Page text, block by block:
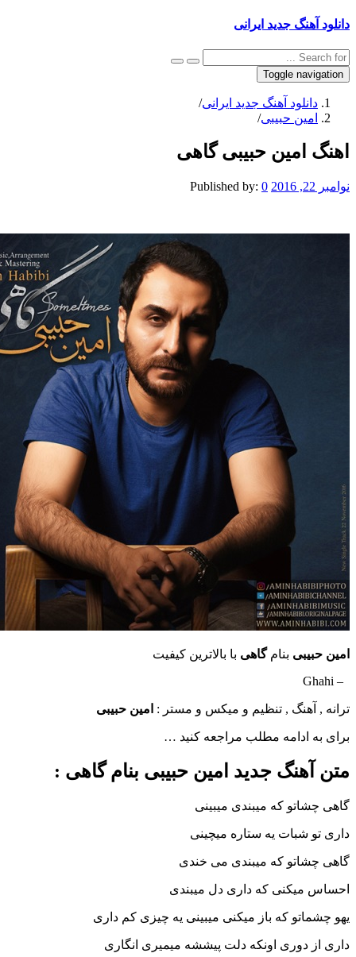
جدید ایرانی
Toggle
آهنگ جدید ایرانی/
حبیبی/
حبیبی گاهی
Published by:0
بنامگاهیبا بالاترین کیفیت
, تنظیم و میکس و مستر : امین حبیبی
ادامه مطلب مراجعه کنید …
جدید امین حبیبی بنام گاهی :
که میبندی میبینی
یه ستاره میچینی
که میبندی می خندی
که داری دل میبندی
که باز میکنی میبینی یه چیزی کم داری
اونکه دلت پیششه میمیری انگاری